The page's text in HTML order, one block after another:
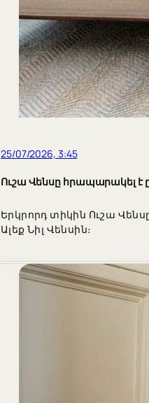
25/07/2026, 3:45
Ուշա Վենսը հրապարակել է
Երկրորդ տիկին Ուշա
Ալեք Նիլ Վենսին։